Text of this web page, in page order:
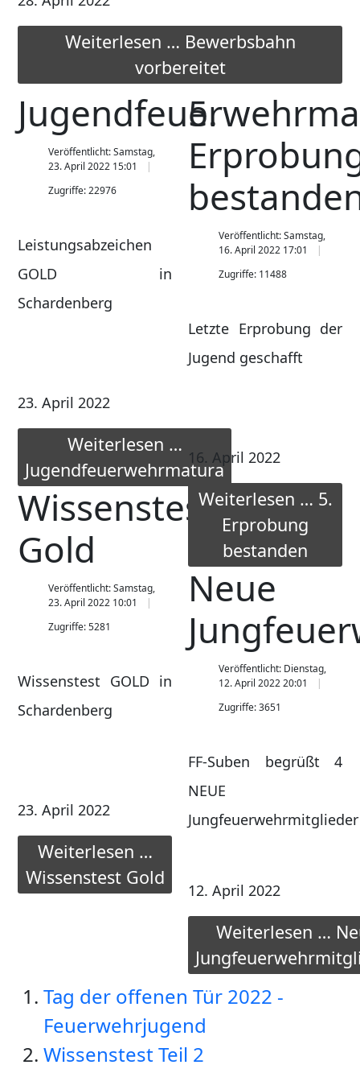
Weiterlesen … Bewerbsbahn
vorbereitet
Veröffentlicht: Samstag,
23. April 2022 15:01
Zugriffe: 22976
Leistungsabzeichen
GOLD in
Schardenberg
23. April 2022
Weiterlesen …
Jugendfeuerwehrmatura
Wissenstest
Gold
Veröffentlicht: Samstag,
23. April 2022 10:01
Zugriffe: 5281
Wissenstest GOLD in
Schardenberg
23. April 2022
Weiterlesen …
Wissenstest Gold
5.
Veröffentlicht: Samstag,
16. April 2022 17:01
Zugriffe: 11488
Letzte Erprobung der
Jugend geschafft
16. April 2022
Weiterlesen … 5.
Erprobung
bestanden
Neue
Veröffentlicht: Dienstag,
12. April 2022 20:01
Zugriffe: 3651
FF-Suben begrüßt 4
NEUE
Jungfeuerwehrmitglieder
12. April 2022
Weiterlesen …
Tag der offenen Tür 2022 -
Feuerwehrjugend
Wissenstest Teil 2